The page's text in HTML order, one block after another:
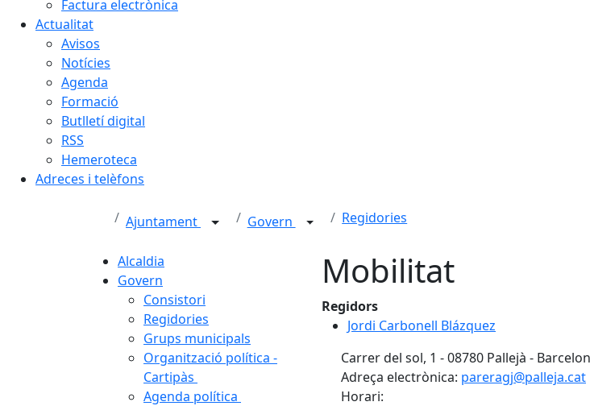
Factura electrònica
Actualitat
Avisos
Notícies
Agenda
Formació
Butlletí digital
RSS
Hemeroteca
Adreces i telèfons
Ajuntament Govern Regidories
Alcaldia
Govern
Consistori
Regidories
Grups municipals
Organització política -
Cartipàs
Agenda política
Mobilitat
Regidors
Jordi Carbonell Blázquez
Carrer del sol, 1 - 08780 Pallejà -
Adreça electrònica: pareragj@palleja.cat
Horari: